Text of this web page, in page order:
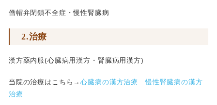
僧帽弁閉鎖不全症・慢性腎臓病
2.治療
漢方薬内服(心臓病用漢方・腎臓病用漢方)
当院の治療はこちら→心臓病の漢方治療
慢性腎臓病の漢方
治療